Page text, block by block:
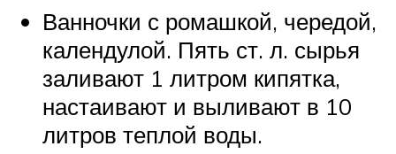
Ванночки с ромашкой, чередой,
календулой. Пять ст. л. сырья
заливают 1 литром кипятка,
настаивают и выливают в 10
литров теплой воды.